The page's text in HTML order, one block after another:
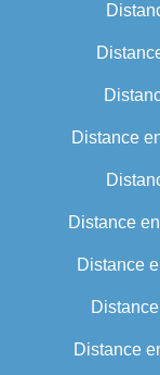
Distance
Distance
Distance
Distance